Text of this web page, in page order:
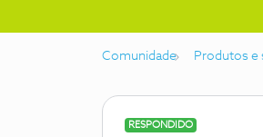
Comunidade Produtos e
RESPONDIDO